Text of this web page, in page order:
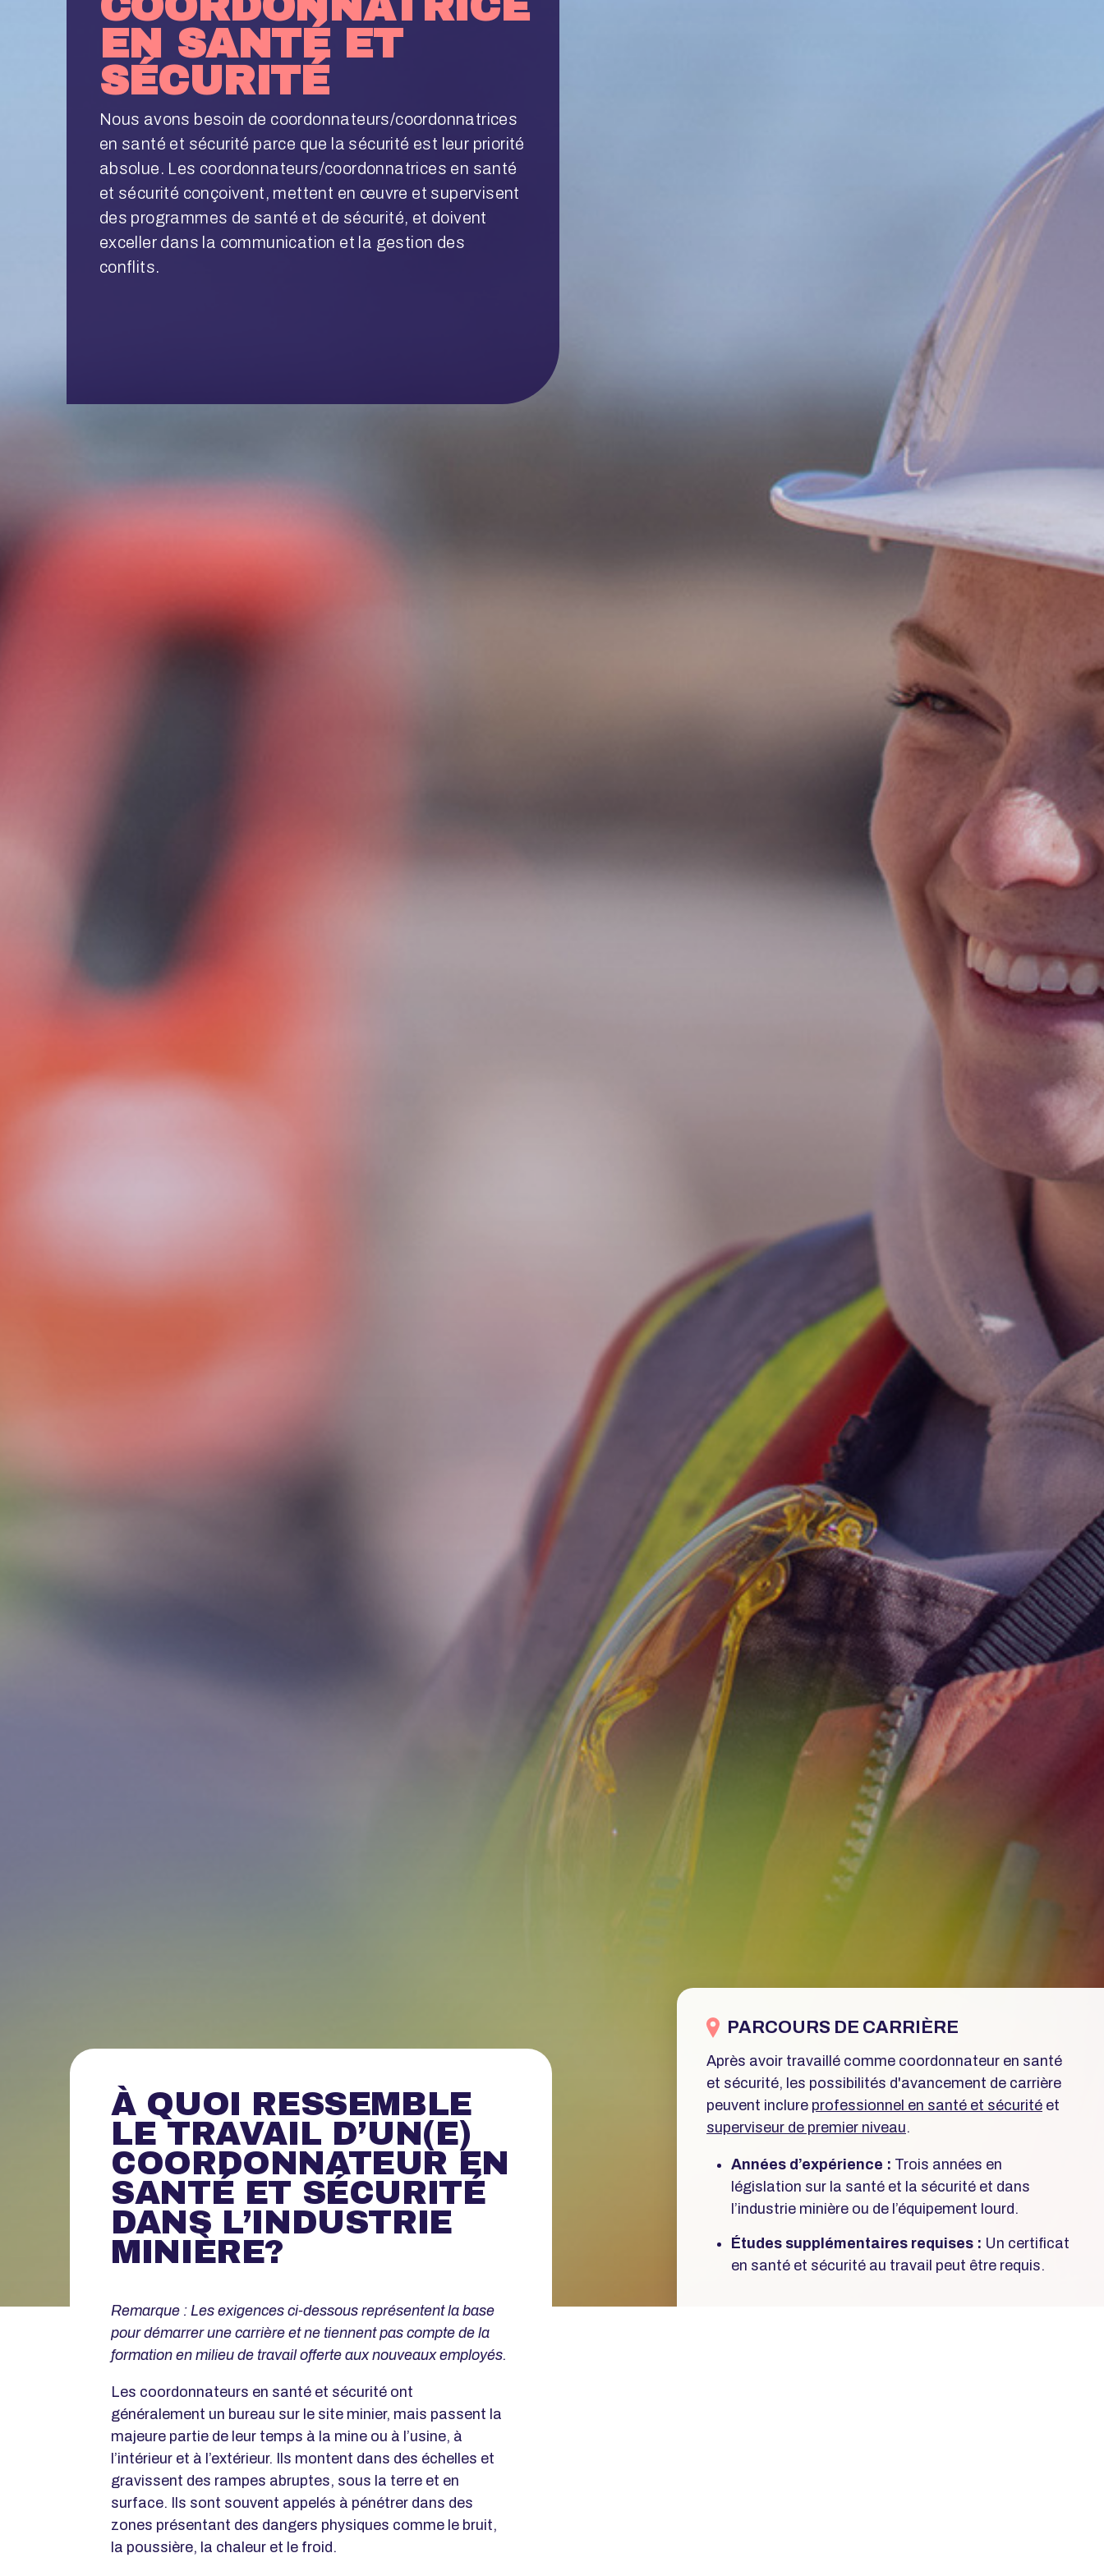
EN SANTÉ ET
SÉCURITÉ
Nous avons besoin de coordonnateurs/coordonnatrices
en santé et sécurité parce que la sécurité est leur priorité
absolue. Les coordonnateurs/coordonnatrices en santé
et sécurité conçoivent, mettent en œuvre et supervisent
des programmes de santé et de sécurité, et doivent
exceller dans la communication et la gestion des
conflits.
PARCOURS DE CARRIÈRE
Après avoir travaillé comme coordonnateur en santé
et sécurité, les possibilités d'avancement de carrière
peuvent inclure professionnel en santé et sécurité et
superviseur de premier niveau.
Années d’expérience : Trois années en
législation sur la santé et la sécurité et dans
l’industrie minière ou de l’équipement lourd.
Études supplémentaires requises : Un certificat
en santé et sécurité au travail peut être requis.
À QUOI RESSEMBLE
LE TRAVAIL D’UN(E)
COORDONNATEUR EN
SANTÉ ET SÉCURITÉ
DANS L’INDUSTRIE
MINIÈRE?
Remarque : Les exigences ci-dessous représentent la base
pour démarrer une carrière et ne tiennent pas compte de la
formation en milieu de travail offerte aux nouveaux employés.
Les coordonnateurs en santé et sécurité ont
généralement un bureau sur le site minier, mais passent la
majeure partie de leur temps à la mine ou à l’usine, à
l’intérieur et à l’extérieur. Ils montent dans des échelles et
gravissent des rampes abruptes, sous la terre et en
surface. Ils sont souvent appelés à pénétrer dans des
zones présentant des dangers physiques comme le bruit,
la poussière, la chaleur et le froid.